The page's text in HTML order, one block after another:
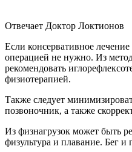
Отвечает Доктор Локтионов
Если консервативное
операцией не нужно. Из
рекомендовать
физиотерапией.
Также следует
позвоночник, а также
Из физнагрузок может быть
физультура и плавание. Бег